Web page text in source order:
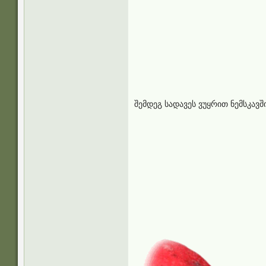
შემდეგ სადავეს ვუყრით